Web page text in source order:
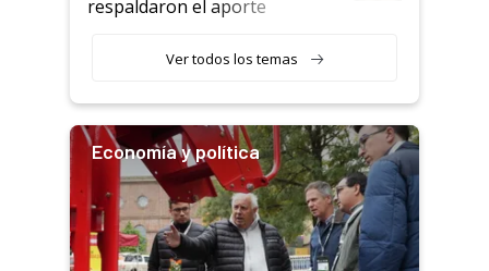
haciendo currículum"
respaldaron el aporte
Ver todos los temas
Economía y política